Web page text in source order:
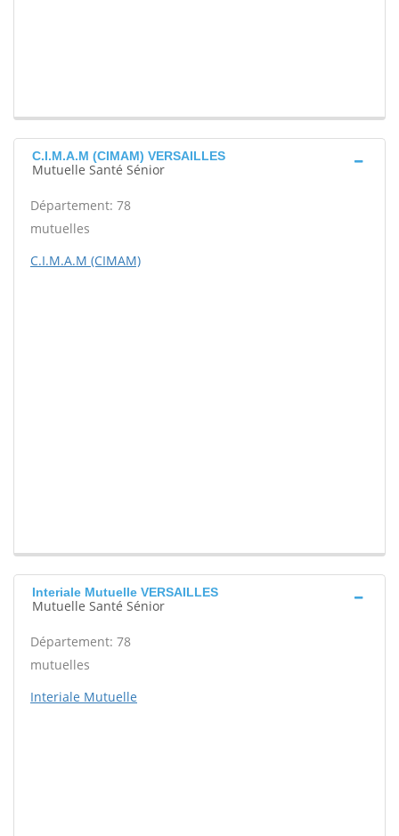
C.I.M.A.M (CIMAM) VERSAILLES
Mutuelle Santé Sénior
Département: 78
mutuelles
C.I.M.A.M (CIMAM)
Interiale Mutuelle VERSAILLES
Mutuelle Santé Sénior
Département: 78
mutuelles
Interiale Mutuelle